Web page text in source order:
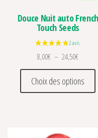
Douce Nuit auto French
Touch Seeds
8,00€ – 24,50€Plage
Choix des options